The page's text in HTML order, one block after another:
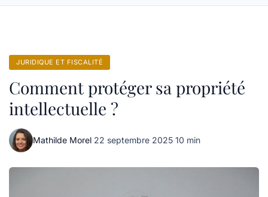
JURIDIQUE ET FISCALITÉ
Comment protéger sa propriété
intellectuelle ?
Mathilde Morel·22 septembre 2025·10 min